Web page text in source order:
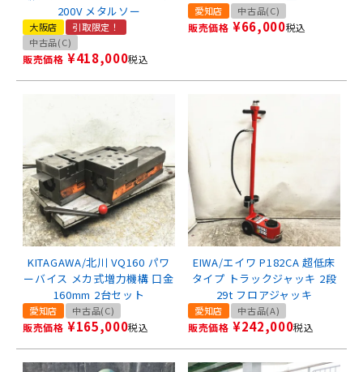
200V メタルソー
大阪店
引取限定！
中古品(C)
販売価格 ¥418,000税込
愛知店 中古品(C)
販売価格 ¥66,000税込
KITAGAWA/北川 VQ160 パワ
ーバイス メカ式増力機構 口金
160mm 2台セット
愛知店 中古品(C)
販売価格 ¥165,000税込
EIWA/エイワ P182CA 超低床
タイプ トラックジャッキ 2段
29t フロアジャッキ
愛知店 中古品(A)
販売価格 ¥242,000税込